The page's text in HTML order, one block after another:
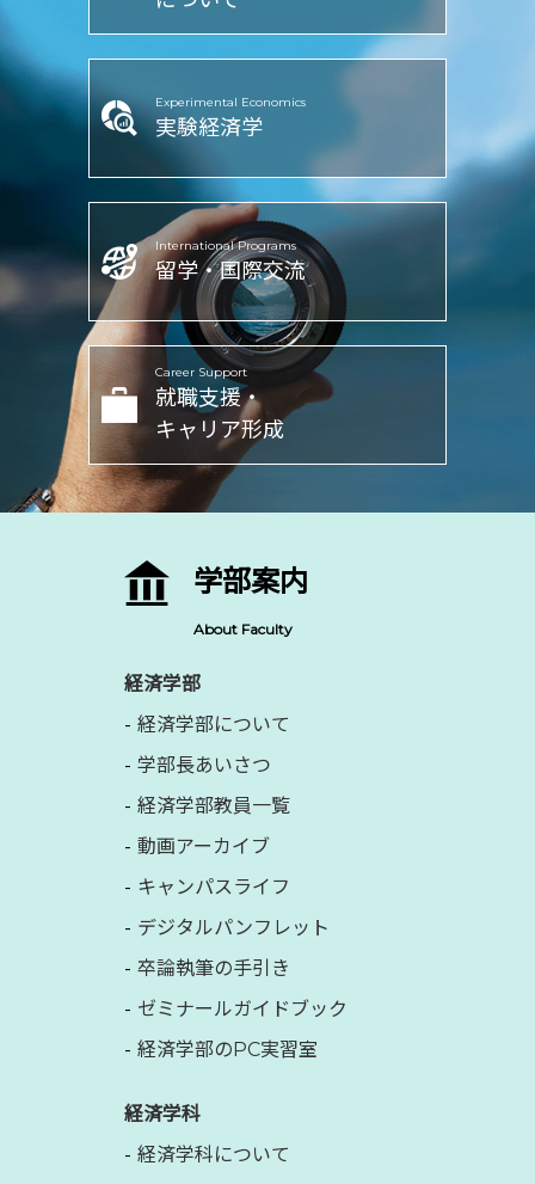
Experimental Economics
実験経済学
International Programs
留学・国際交流
Career Support
就職支援・
キャリア形成
学部案内
About Faculty
経済学部
経済学部について
学部長あいさつ
経済学部教員一覧
動画アーカイブ
キャンパスライフ
デジタルパンフレット
卒論執筆の手引き
ゼミナールガイドブック
経済学部のPC実習室
経済学科
経済学科について